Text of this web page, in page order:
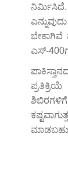
ನಿರ್ಮಿಸಿದೆ.
ಬೇಕಾಗಿವೆ
ಎಸ್-
ಶಿಬಿರಗಳಿಗೆ